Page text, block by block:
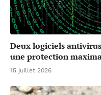
Deux logiciels
une protection
15 juillet 2026